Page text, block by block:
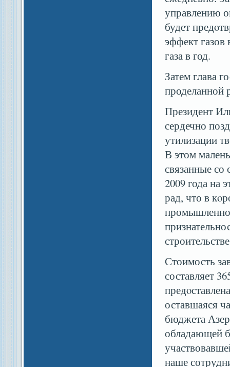
управлению
будет
эффект газов
газа в год.
Затем глава
проделанной
Президент
сердечно
утилизации
В этом
связанные со
2009 года на
рад, что в
Стоимость
составляет
оставшаяся
бюджета
обладающей
наше